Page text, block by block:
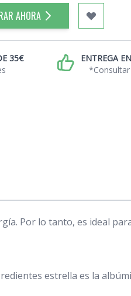
AHORA
35€
ENTREGA
Por lo tanto, es ideal
estrella es la